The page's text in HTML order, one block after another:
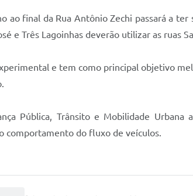
ao final da Rua Antônio Zechi passará a
e Três Lagoinhas deverão utilizar as ruas
e tem como principal objetivo
Pública, Trânsito e Mobilidade Urbana
comportamento do fluxo de veículos.